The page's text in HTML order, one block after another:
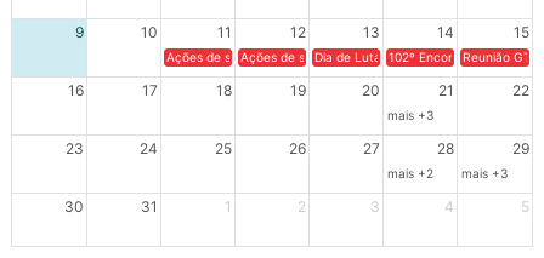
9 10 11 12 13 14 15
Ações de solidariedade a Cuba no Rio Grande do Sul - 100
Ações de solidariedade a Cuba no Rio Grande do
Dia de Luta em Defesa de Cuba e da
102º Encontro da
Reunião
16 17 18 19 20 21 22
mais +3
23 24 25 26 27 28 29
mais +2 mais +3
30 31 1 2 3 4 5